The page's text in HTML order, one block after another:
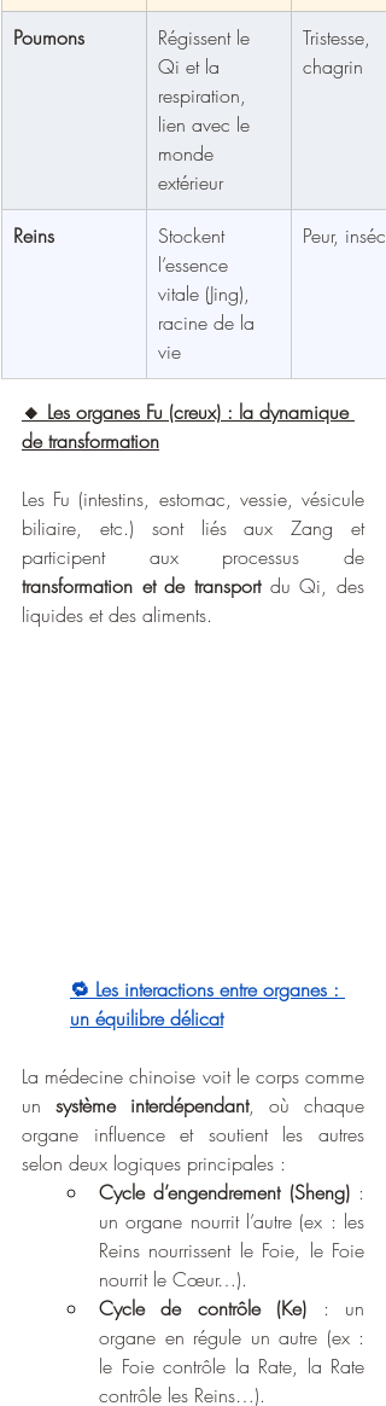
Poumons
Régissent le
Qi et la
respiration,
lien avec le
monde
extérieur
Tristesse,
chagrin
Reins
Stockent
l’essence
vitale (Jing),
racine de la
vie
Peur,
🔸 Les organes Fu (creux) : la dynamique
de transformation
Les Fu (intestins, estomac, vessie, vésicule
biliaire, etc.) sont liés aux Zang et
transformation et de transport du Qi, des
liquides et des aliments.
🔁 Les interactions entre organes :
un équilibre délicat
La médecine chinoise voit le corps comme
un système interdépendant, où chaque
organe influence et soutient les autres
selon deux logiques principales :
Cycle d’engendrement (Sheng) :
un organe nourrit l’autre (ex : les
Reins nourrissent le Foie, le Foie
nourrit le Cœur…).
Cycle de contrôle (Ke) : un
organe en régule un autre (ex :
le Foie contrôle la Rate, la Rate
contrôle les Reins…).